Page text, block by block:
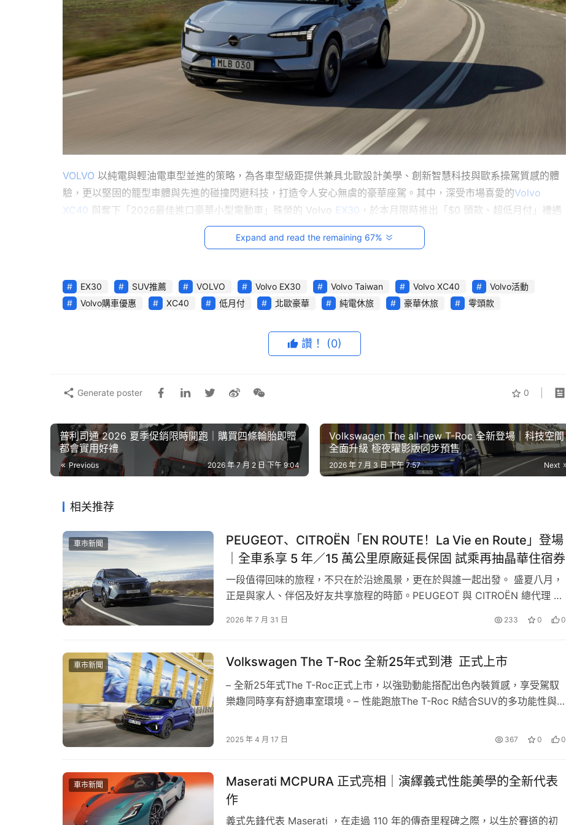
VOLVO 以純電與輕油電車型並進的策略，為各車型級距提供兼具北歐設計美學、創新智慧科技與歐系操駕質感的體
驗，更以堅固的籠型車體與先進的碰撞閃避科技，打造令人安心無虞的豪華座駕。其中，深受市場喜愛的Volvo
XC40 與奪下「2026最佳進口豪華小型電動車」殊榮的 Volvo EX30 ，於本月限時推出「$0 頭款、超低月付」禮遇
專案；另外，榮膺「2026最佳進口豪華中大型SUV」的 Volvo XC90 也乘勢加碼，部分車型提供 120 萬 40 期零利
率專案，再加贈一年乙式全險與第四年延長保固，零負擔輕鬆升級，盡享源自北歐的質感生活與安心駕馭。
學設計，搭配簡潔洗鍊的車身線條與高質感座艙鋪陳，完美展現車主的豪華品味。其搭載的小排量 MHEV 輕油電動
力，更兼具低稅金與高效能雙重優勢，讓日常代步與養車成本更貼近消費者期待。結合 VOLVO 傲視群雄的安全規格
於一年一度的台灣車壇盛事「Taiwan Car of the Year 車訊風雲獎」中，Volvo EX30 憑藉出眾實力，一舉奪下
「2026 最佳進口豪華小型電動車」殊榮！作為新世代純電車型的指標，EX30 以俐落的車身比例與鮮明的個性化外
觀，結合永續材質打造的高質感座艙，完美演繹斯堪地那維亞設計美學。車內配置 12.3 吋中央觸控螢幕，無縫整合
Google 車載資訊娛樂系統，帶來直覺流暢的人車互動體驗。此外，EX30 更承襲了 VOLVO 一脈相承的安全 DNA，
標配完整的主被動安全科技與先進駕駛輔助系統，被譽為同級最安全的
備受肯定的新世代首選。
Expand and read the remaining 67%
EX30 SUV推薦 VOLVO Volvo EX30 Volvo Taiwan Volvo XC40
Volvo活動
Volvo購車優惠
XC40 低月付 北歐豪華 純電休旅 豪華休旅 零頭款
讚！ (0)
0
Generate poster
普利司通 2026 夏季促銷限時開跑｜購買四條輪胎即贈
都會實用好禮
Previous 2026 年 7 月 2 日 下午 9:04
Volkswagen The all-new T-Roc 全新登場｜科技空間
全面升級 極夜曜影版同步預售
Next
2026 年 7 月 3 日 下午 7:57
相关推荐
車市新聞
PEUGEOT、CITROËN「EN ROUTE！La Vie en Route」登場
｜全車系享 5 年／15 萬公里原廠延長保固 試乘再抽晶華住宿券
一段值得回味的旅程，不只在於沿途風景，更在於與誰一起出發。 盛夏八月，
正是與家人、伴侶及好友共享旅程的時節。PEUGEOT 與 CITROËN 總代理 寶
出 8 月限時購車禮遇，邀請消費者從一場試乘開始，感受源自法國的設計美
2026 年 7 月 31 日 233 0 0
車市新聞 Volkswagen The T-Roc 全新25年式到港 正式上市
– 全新25年式The T-Roc正式上市，以強勁動能搭配出色內裝質感，享受駕馭
樂趣同時享有舒適車室環境。– 性能跑旅The T-Roc R結合SUV的多功能性與
的Volkswagen R系列性能車首選。– 25年式The T-Roc 114.8萬元起，本月入
2025 年 4 月 17 日 367 0 0
車市新聞
Maserati MCPURA 正式亮相｜演繹義式性能美學的全新代表
作
義式先鋒代表 Maserati ，在走過 110 年的傳奇里程碑之際，以生於賽道的初